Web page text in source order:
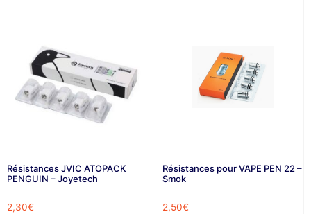
Résistances JVIC ATOPACK
PENGUIN – Joyetech
2,30€
Résistances pour VAPE PEN 22 –
Smok
2,50€